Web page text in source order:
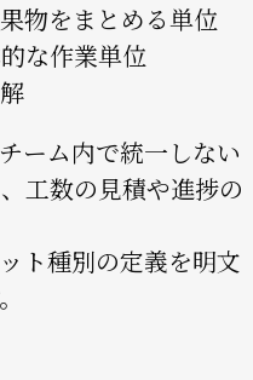
物をまとめる単位
的な作業単位
ーム内で統一しない
工数の見積や進捗の
ト種別の定義を明文